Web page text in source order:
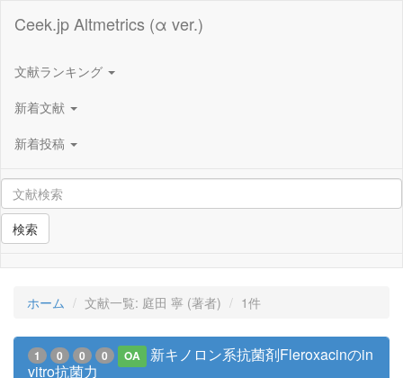
Ceek.jp Altmetrics (α ver.)
文献ランキング
新着文献
新着投稿
検索
ホーム 文献一覧: 庭田 寧 (著者) 1件
1 0 0 0 OA
新キノロン系抗菌剤Fleroxacinのin
vitro抗菌力